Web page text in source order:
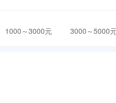
1000～3000元 3000～5000